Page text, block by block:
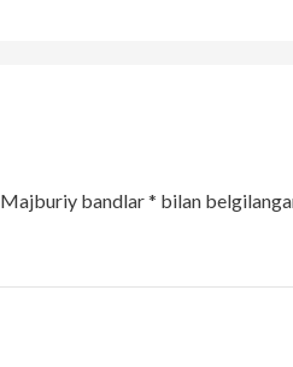
Majburiy bandlar* bilan